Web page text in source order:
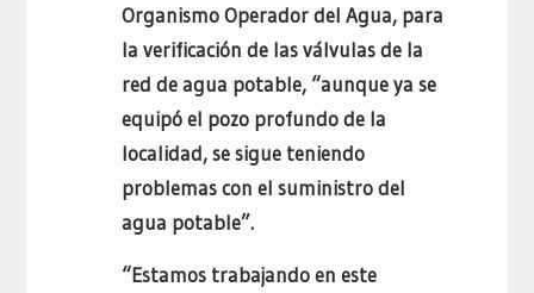
Organismo Operador del Agua, para
la verificación de las válvulas de la
red de agua potable, “aunque ya se
equipó el pozo profundo de la
localidad, se sigue teniendo
problemas con el suministro del
agua potable”.
“Estamos trabajando en este